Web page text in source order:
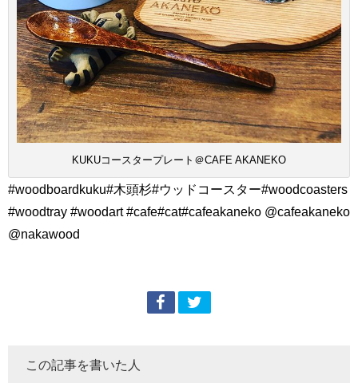
KUKUコースタープレート＠CAFE AKANEKO
#woodboardkuku#木頭杉#ウッドコースター#woodcoasters
#woodtray #woodart #cafe#cat#cafeakaneko @cafeakaneko
@nakawood
この記事を書いた人